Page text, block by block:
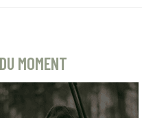
DU MOMENT